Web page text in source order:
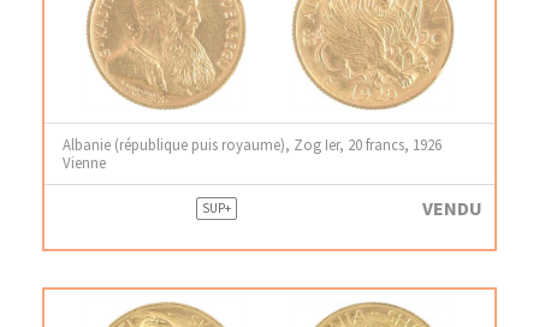
Albanie (république puis royaume), Zog Ier, 20 francs, 1926
Vienne
SUP+ VENDU